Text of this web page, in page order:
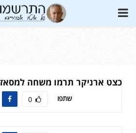
PRIMARY
כצט ארניקר תרמו משחה למסאז
שתפו 0